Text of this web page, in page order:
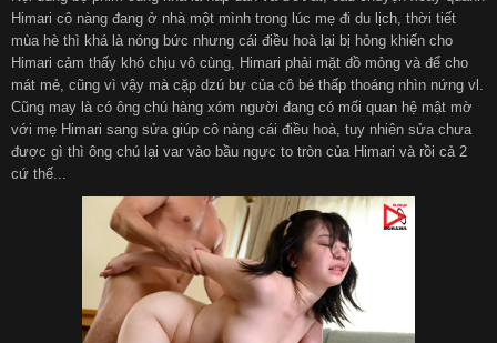
हिन्दी Español
Italiano Nederlands
Himari cô nàng đang ở nhà một mình trong lúc mẹ đi du lịch, thời tiết
mùa hè thì khá là nóng bức nhưng cái điều hoà lại bị hỏng khiến cho
Himari cảm thấy khó chịu vô cùng, Himari phải mặt đồ mỏng và để cho
mát mẻ, cũng vì vậy mà cặp dzú bự của cô bé thấp thoáng nhìn nứng vl.
Cũng may là có ông chú hàng xóm người đang có mối quan hệ mật mờ
với mẹ Himari sang sửa giúp cô nàng cái điều hoà, tuy nhiên sửa chưa
được gì thì ông chú lại var vào bầu ngực to tròn của Himari và rồi cả 2
cứ thế...